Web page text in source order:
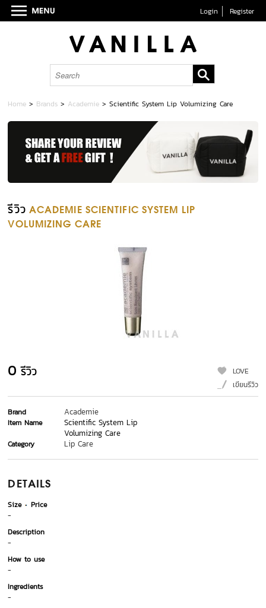
Login Register
Home > Brands > Academie >Scientific System Lip Volumizing Care
รีวิว ACADEMIE SCIENTIFIC SYSTEM LIP
VOLUMIZING CARE
0 รีวิว
LOVE
เขียนรีวิว
Brand Academie
Item Name
Scientific System Lip
Volumizing Care
Category Lip Care
DETAILS
Size
Price
-
Description
-
How to use
-
Ingredients
-